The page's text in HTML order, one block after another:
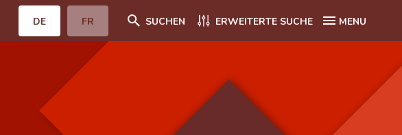
DE FR SUCHEN ERWEITERTE SUCHE MENU